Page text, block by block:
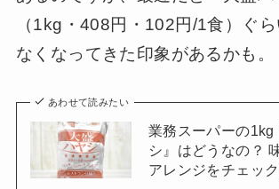
（1kg・408円・102円/1食）ぐ
なくなってきた印象があるかも。
あわせて読みたい
業務スーパーの1kg
シ』はどうなの？
アレンジをチェッ